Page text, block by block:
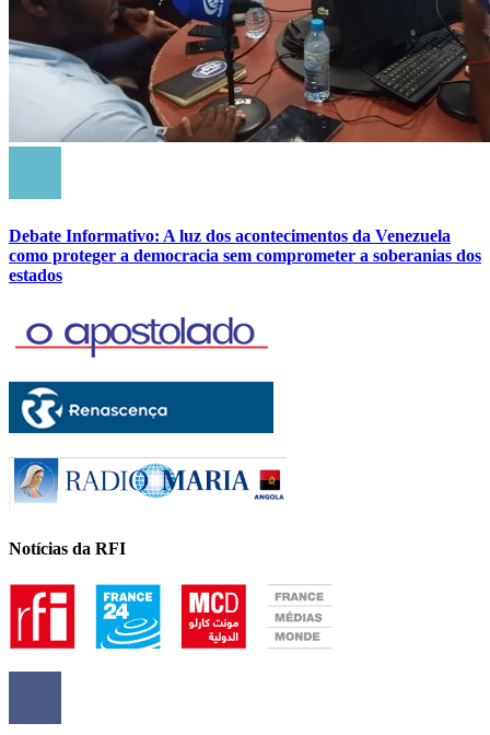
Debate Informativo: A luz dos acontecimentos da Venezuela
como proteger a democracia sem comprometer a soberanias dos
estados
Notícias da RFI